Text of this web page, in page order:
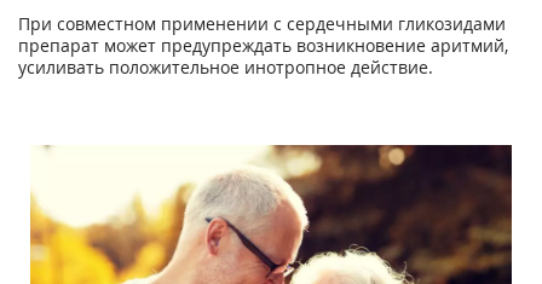
При совместном применении с сердечными гликозидами
препарат может предупреждать возникновение аритмий,
усиливать положительное инотропное действие.